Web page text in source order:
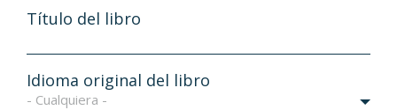
Título del libro
Idioma original del libro
- Cualquiera -